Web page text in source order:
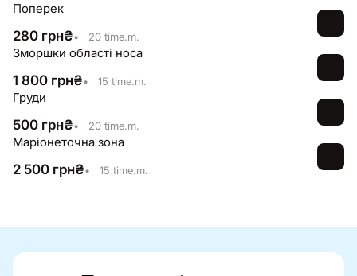
Поперек
280 грн₴• 20 time.m.
Зморшки області носа
1 800 грн₴• 15 time.m.
Груди
500 грн₴• 20 time.m.
Маріонеточна зона
2 500 грн₴• 15 time.m.